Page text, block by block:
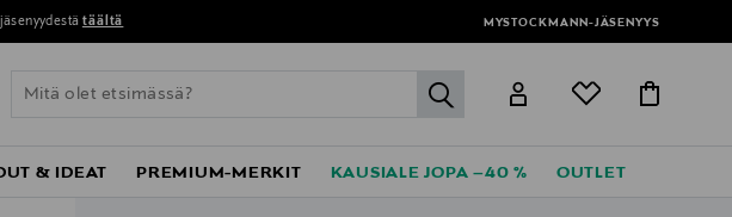
täältä MYSTOCKMANN-JÄSENYYS
label.header.go
& IDEAT PREMIUM-MERKIT KAUSIALE JOPA –40 % OUTLET